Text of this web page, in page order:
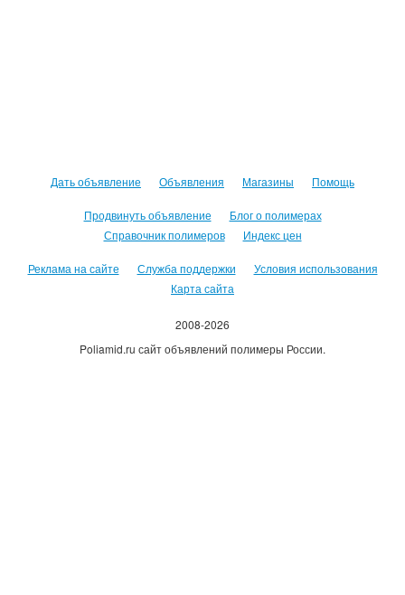
Дать объявление Объявления Магазины Помощь
Продвинуть объявление
Блог о полимерах
Справочник полимеров
Индекс цен
Реклама на сайте Служба поддержки
Условия использования
Карта сайта
2008-2026
Poliamid.ru сайт объявлений полимеры России.